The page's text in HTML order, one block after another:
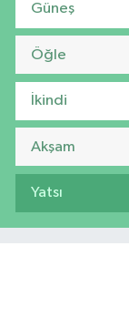
Güneş
Öğle
İkindi
Akşam
Yatsı